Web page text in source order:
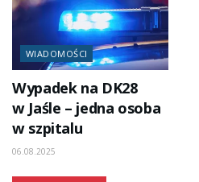
WIADOMOŚCI
Wypadek na DK28
w Jaśle – jedna osoba
w szpitalu
06.08.2025